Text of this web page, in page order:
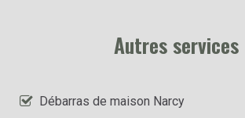
Autres services
Débarras de maison Narcy